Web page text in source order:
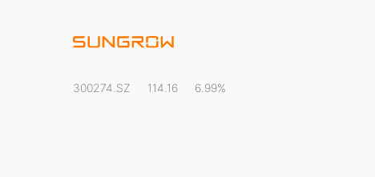
300274.SZ 114.16 6.99%